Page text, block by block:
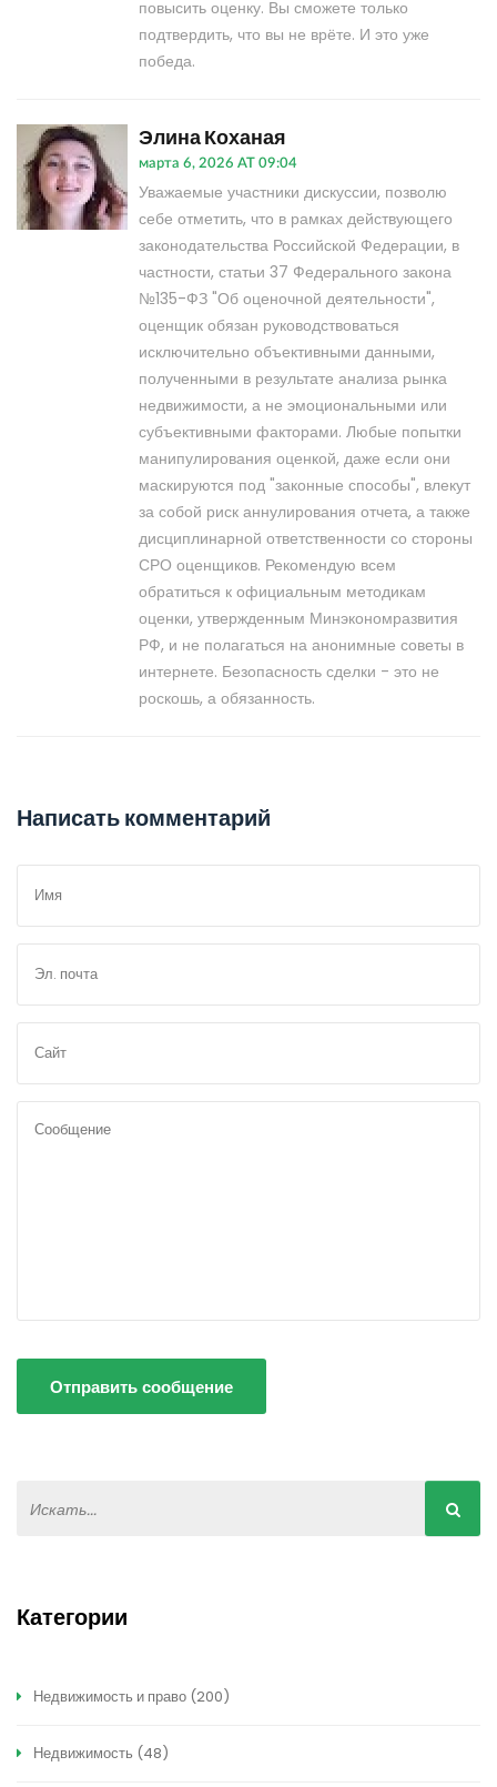
повысить оценку. Вы сможете только
подтвердить, что вы не врёте. И это уже
победа.
Элина Коханая
марта 6, 2026 AT 09:04
Уважаемые участники дискуссии, позволю
себе отметить, что в рамках действующего
законодательства Российской Федерации, в
частности, статьи 37 Федерального закона
№135-ФЗ "Об оценочной деятельности",
оценщик обязан руководствоваться
исключительно объективными данными,
полученными в результате анализа рынка
недвижимости, а не эмоциональными или
субъективными факторами. Любые попытки
манипулирования оценкой, даже если они
маскируются под "законные способы", влекут
за собой риск аннулирования отчета, а также
дисциплинарной ответственности со стороны
СРО оценщиков. Рекомендую всем
обратиться к официальным методикам
оценки, утвержденным Минэкономразвития
РФ, и не полагаться на анонимные советы в
интернете. Безопасность сделки - это не
роскошь, а обязанность.
Написать комментарий
Отправить сообщение
Категории
Недвижимость и право (200)
Недвижимость (48)